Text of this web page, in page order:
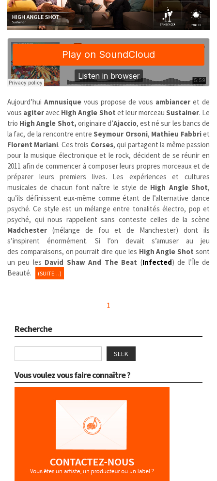
Aujourd’hui Amnusique vous propose de vous ambiancer et de
vous agiteravec High Angle Shot et leur morceau Sustainer. Le
trio High Angle Shot, originaire d’Ajaccio, est né sur les bancs de
la fac, de la rencontre entreSeymour Orsoni, Mathieu Fabbriet
Florent Mariani. Ces trois Corses, qui partagent la même passion
pour la musique électronique et le rock, décident de se réunir en
2011 afin de commencer à composer leurs propres morceaux et de
préparer leurs premiers lives. Les expériences et cultures
musicales de chacun font naître le style de High Angle Shot,
qu’ils définissent eux-même comme étant de l’alternative dance
psyché. Ce style est un mélange entre tonalités électro, pop et
psyché, qui nous rappellent sans conteste celles de la scène
Madchester (mélange de fou et de Manchester) dont ils
s’inspirent énormément. Si l’on devait s’amuser au jeu
des comparaisons, on pourrait dire que les High Angle Shot sont
un peu les David Shaw And The Beat (Infected) de l’Île de
Beauté.
(SUITE…)
1
Recherche
SEEK
Vous voulez vous faire connaître ?